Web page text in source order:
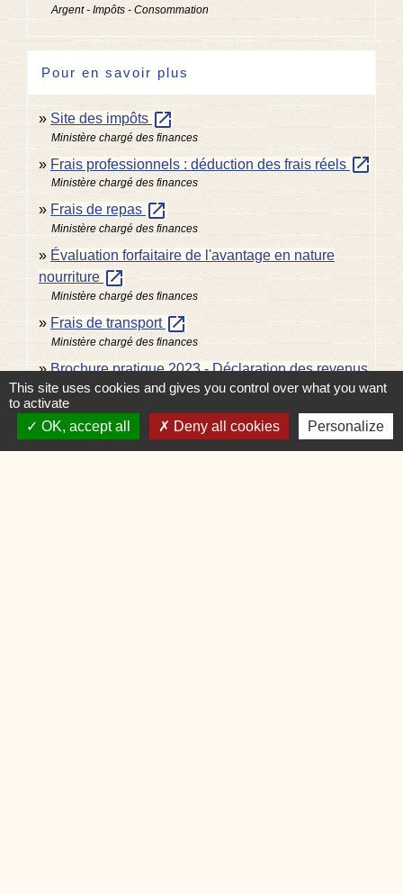
Argent - Impôts - Consommation
Pour en savoir plus
Site des impôts open_in_new
Ministère chargé des finances
Frais professionnels : déduction des frais réels open_in_new
Ministère chargé des finances
Frais de repas open_in_new
Ministère chargé des finances
Évaluation forfaitaire de l'avantage en nature
nourriture open_in_new
Ministère chargé des finances
Frais de transport open_in_new
Ministère chargé des finances
Brochure pratique 2023 - Déclaration des revenus
de 2022 open_in_new
Ministère chargé des finances
Impôt sur le revenu : dépliants d'informationopen_in_new
Ministère chargé des finances
This site uses cookies and gives you control over what you want
to activate
OK, accept all
Deny all cookies Personalize